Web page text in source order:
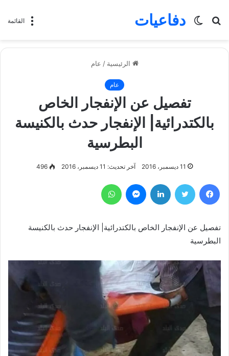
القائمة دفاعيات
بحث
الوضع
الرئيسية / عام
عام
تفصيل عن الإنفجار الخاص
بالكتدرائية| الإنفجار حدث بالكنيسة
البطرسية
11 ديسمبر، 2016 آخر تحديث: 11 ديسمبر، 2016 496
فيسبوك تويتر لينكدإن ماسنجر
تفصيل عن الإنفجار الخاص بالكتدرائية| الإنفجار حدث بالكنيسة
البطرسية